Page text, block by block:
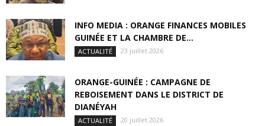
INFO MEDIA : ORANGE FINANCES MOBILES
GUINÉE ET LA CHAMBRE DE...
ACTUALITÉ 23 juillet 2026
ORANGE-GUINÉE : CAMPAGNE DE
REBOISEMENT DANS LE DISTRICT DE
DIANÉYAH
ACTUALITÉ 20 juillet 2026